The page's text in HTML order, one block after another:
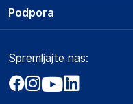
O podjetju
Obvestila za javnost
Akt o digitalnih storitvah
Storitve
Dostava, vnos in odvoz
Zavarovanje izdelkov
Podpora
Marketplace
Kako oddati naročilo?
Spremljajte nas: